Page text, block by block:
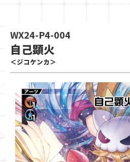
WX24-P4-004
自己顕火
＜ジコケンカ＞